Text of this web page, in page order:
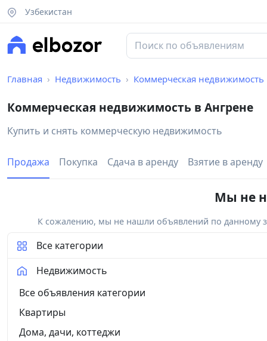
Узбекистан
Главная Недвижимость Коммерческая недвижимость
Коммерческая недвижимость в Ангрене
Купить и снять коммерческую недвижимость
Продажа Покупка Сдача в аренду Взятие в аренду
Мы не
К сожалению, мы не нашли объявлений по данному
Все категории
Недвижимость
Все объявления категории
Квартиры
Дома, дачи, коттеджи